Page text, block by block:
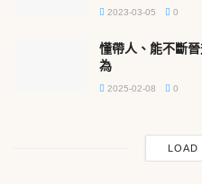
2023-03-05 0
懂帶人、能不斷
為
2025-02-08 0
LOAD